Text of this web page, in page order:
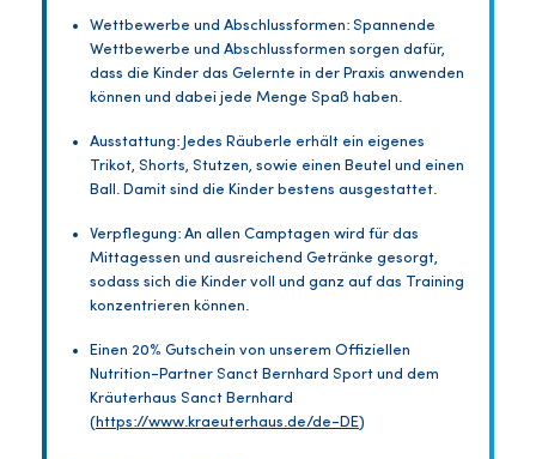
Wettbewerbe und Abschlussformen: Spannende
Wettbewerbe und Abschlussformen sorgen dafür,
dass die Kinder das Gelernte in der Praxis anwenden
können und dabei jede Menge Spaß haben.
Ausstattung: Jedes Räuberle erhält ein eigenes
Trikot, Shorts, Stutzen, sowie einen Beutel und einen
Ball. Damit sind die Kinder bestens ausgestattet.
Verpflegung: An allen Camptagen wird für das
Mittagessen und ausreichend Getränke gesorgt,
sodass sich die Kinder voll und ganz auf das Training
konzentrieren können.
Einen 20% Gutschein von unserem Offiziellen
Nutrition-Partner Sanct Bernhard Sport und dem
Kräuterhaus Sanct Bernhard
(https://www.kraeuterhaus.de/de-DE)